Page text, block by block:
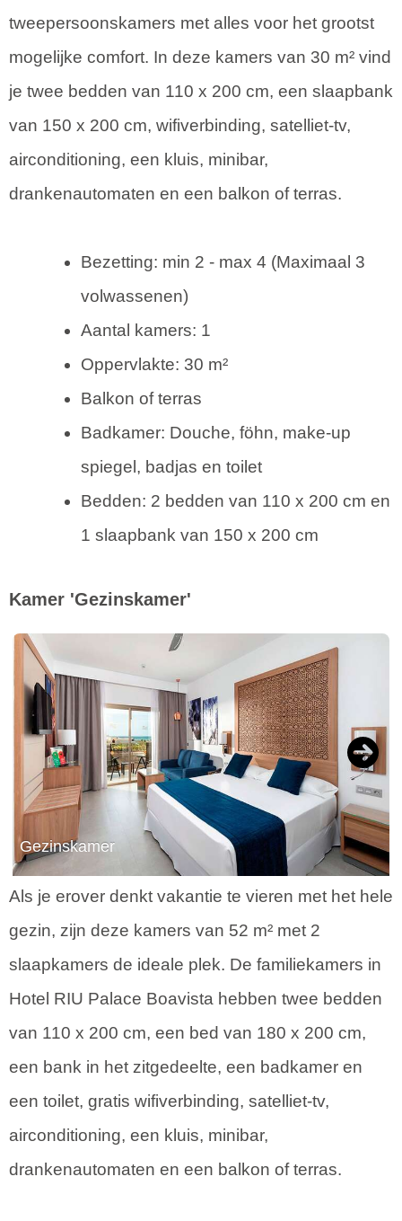
tweepersoonskamers met alles voor het grootst
mogelijke comfort. In deze kamers van 30 m² vind
je twee bedden van 110 x 200 cm, een slaapbank
van 150 x 200 cm, wifiverbinding, satelliet-tv,
airconditioning, een kluis, minibar,
drankenautomaten en een balkon of terras.
Bezetting: min 2 - max 4 (Maximaal 3
volwassenen)
Aantal kamers: 1
Oppervlakte: 30 m²
Balkon of terras
Badkamer: Douche, föhn, make-up
spiegel, badjas en toilet
Bedden: 2 bedden van 110 x 200 cm en
1 slaapbank van 150 x 200 cm
Kamer 'Gezinskamer'
Gezinskamer
Next
Als je erover denkt vakantie te vieren met het hele
gezin, zijn deze kamers van 52 m² met 2
slaapkamers de ideale plek. De familiekamers in
Hotel RIU Palace Boavista hebben twee bedden
van 110 x 200 cm, een bed van 180 x 200 cm,
een bank in het zitgedeelte, een badkamer en
een toilet, gratis wifiverbinding, satelliet-tv,
airconditioning, een kluis, minibar,
drankenautomaten en een balkon of terras.